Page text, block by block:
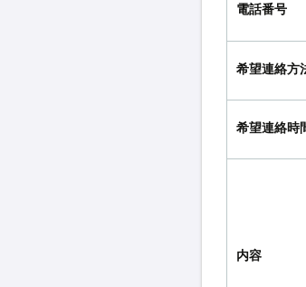
電話番号
希望連絡方
希望連絡時
内容